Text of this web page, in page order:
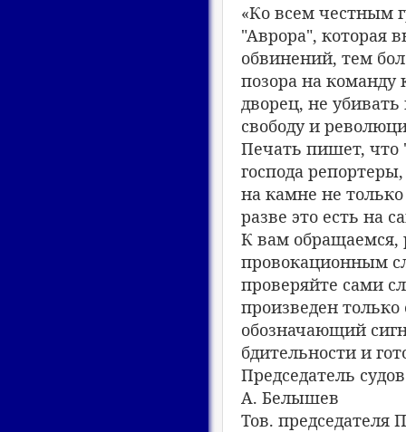
«Ко всем честным
"Аврора", которая
обвинений, тем
позора на
дворец, не
свободу и
Печать пишет, что
господа
на камне не
разве это есть на
К вам обращаемся,
провокационным
проверяйте сами
произведен
обозначающий
бдительности и
Председатель
А. Белышев
Тов. председателя